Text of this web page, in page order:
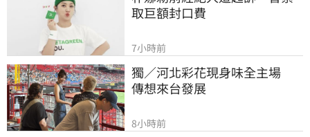
取巨額封口費
7小時前
獨／河北彩花現身味全主場
傳想來台發展
8小時前